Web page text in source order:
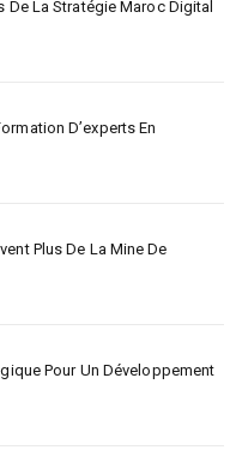
La Stratégie Maroc Digital
D’experts En
Plus De La Mine De
Pour Un Développement